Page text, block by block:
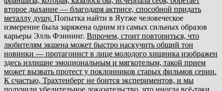
второе дыхание — благодаря актрисе, способной придать
металлу душу. Попытка найти в Яутже человеческое
измерение была заряжена одним из самых сильных образов
карьеры Элль Фэннинг. Впрочем, стоит повториться, что
любителям экшена может быстро наскучить общий тон
новинки — протагонист в лице молодого хищника изображен
здесь излишне эмоциональным и мягкотелым, такой прием
может вызвать протест у поклонников старых фильмов серии.
К счастью, Трахтенберг не боится экспериментов, и мы